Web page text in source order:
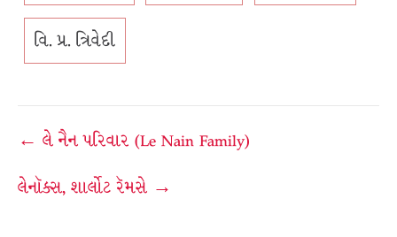
વિ. પ્ર. ત્રિવેદી
Post
navigation
← લે નૈન પરિવાર (Le Nain Family)
લેનૉક્સ, શાર્લોટ રૅમસે →